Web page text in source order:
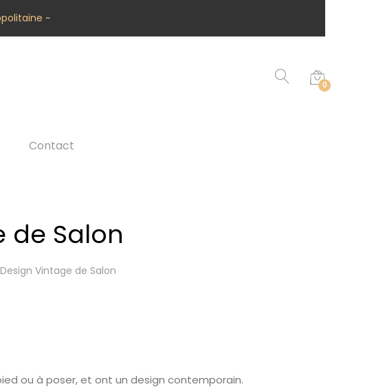
~
0
Contact
de Salon
Vintage de Salon
ou à poser, et ont un design contemporain.